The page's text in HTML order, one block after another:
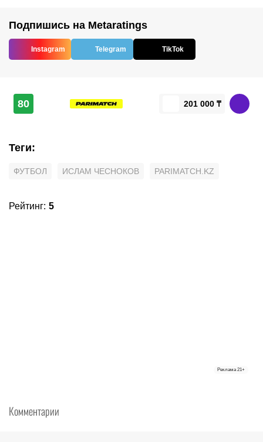
Подпишись на Metaratings
Instagram Telegram TikTok
80 201 000 ₸
Теги:
ФУТБОЛ ИСЛАМ ЧЕСНОКОВ PARIMATCH.KZ
Рейтинг: 5
Реклама 21+
Комментарии